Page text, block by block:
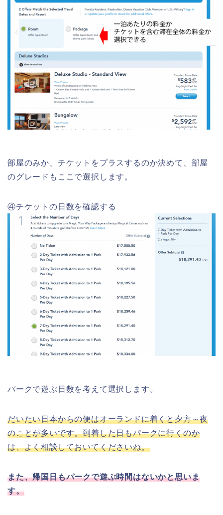
部屋のみか、チケットをプラスするのか決めて、部屋
のグレードもここで選択します。
④チケットの日数を確認する
パークで遊ぶ日数を考えて選択します。
だいたい日本からの便はオーランドに着くと夕方～夜
のことが多いです。到着した日もパークに行くのか
は、よく相談しておいてくださいね。
また、帰国日もパークで遊ぶ時間はないかと思いま
す。